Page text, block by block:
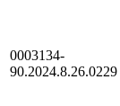
0003134-
90.2024.8.26.0229